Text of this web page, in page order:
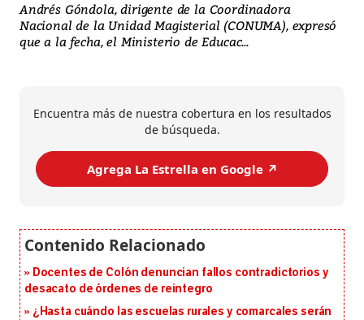
Andrés Góndola, dirigente de la Coordinadora
Nacional de la Unidad Magisterial (CONUMA), expresó
que a la fecha, el Ministerio de Educac...
Encuentra más de nuestra cobertura en los resultados
de búsqueda.
Agrega La Estrella en Google ↗️
Docentes de Colón denuncian fallos contradictorios y
desacato de órdenes de reintegro
¿Hasta cuándo las escuelas rurales y comarcales serán